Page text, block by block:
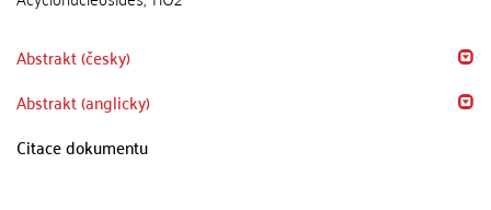
Abstrakt (česky)
Abstrakt (anglicky)
Citace dokumentu